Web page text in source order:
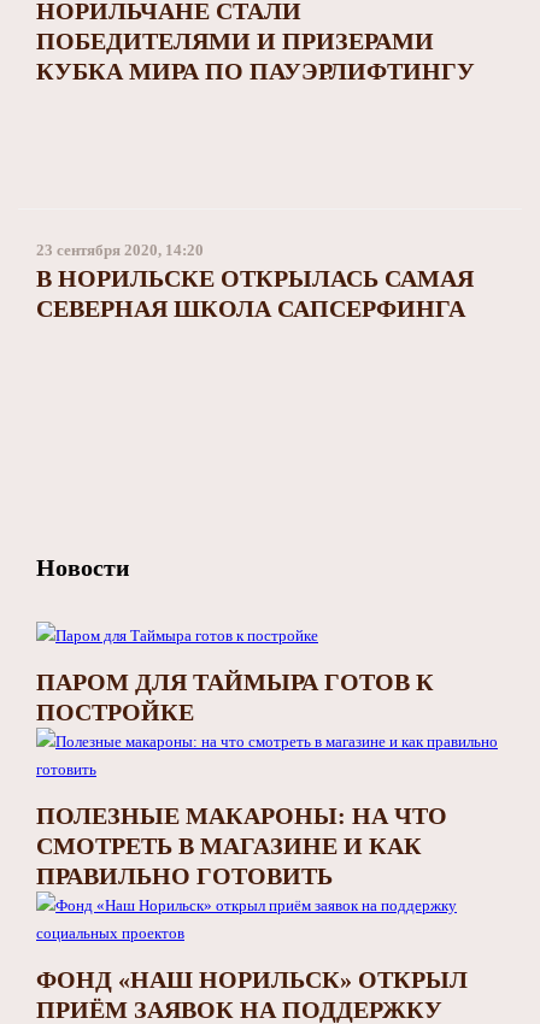
НОРИЛЬЧАНЕ СТАЛИ
ПОБЕДИТЕЛЯМИ И ПРИЗЕРАМИ
КУБКА МИРА ПО ПАУЭРЛИФТИНГУ
23 сентября 2020, 14:20
В НОРИЛЬСКЕ ОТКРЫЛАСЬ САМАЯ
СЕВЕРНАЯ ШКОЛА САПСЕРФИНГА
Новости
ПАРОМ ДЛЯ ТАЙМЫРА ГОТОВ К
ПОСТРОЙКЕ
ПОЛЕЗНЫЕ МАКАРОНЫ: НА ЧТО
СМОТРЕТЬ В МАГАЗИНЕ И КАК
ПРАВИЛЬНО ГОТОВИТЬ
ФОНД «НАШ НОРИЛЬСК» ОТКРЫЛ
ПРИЁМ ЗАЯВОК НА ПОДДЕРЖКУ